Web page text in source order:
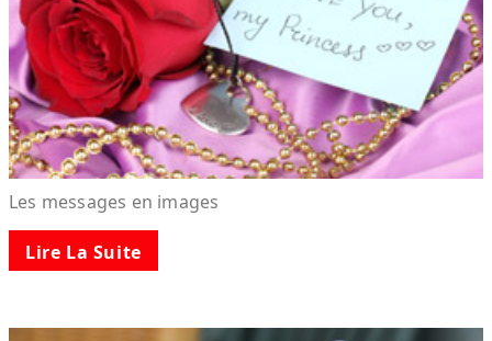
Les messages en images
Lire La Suite